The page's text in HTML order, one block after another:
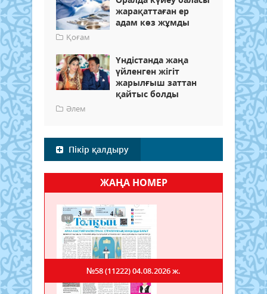
жарақаттаған ер
адам көз жұмды
Қоғам
Үндістанда жаңа
үйленген жігіт
жарылғыш заттан
қайтыс болды
Әлем
Пікір қалдыру
ЖАҢА НОМЕР
№58 (11222)04.08.2026 ж.